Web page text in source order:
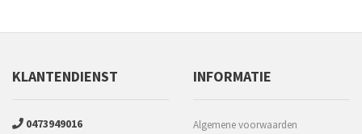
KLANTENDIENST
0473949016
INFORMATIE
Algemene voorwaarden